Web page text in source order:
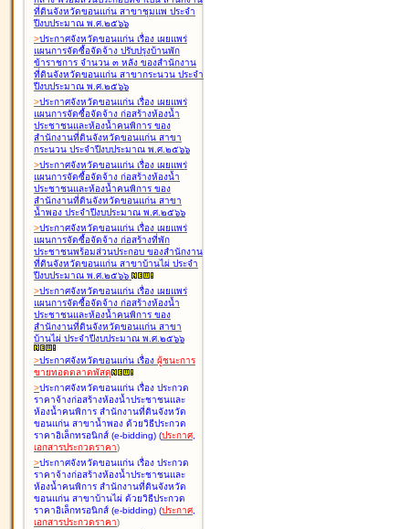
ที่ดินจังหวัดขอนแก่น สาขาชุมแพ ประจำ
ปีงบประมาณ พ.ศ.๒๕๖๖
>ประกาศจังหวัดขอนแก่น เรื่อง เผยแพร่
แผนการจัดซื้อจัดจ้าง ปรับปรุงบ้านพัก
ข้าราชการ จำนวน ๓ หลัง ของสำนักงาน
ที่ดินจังหวัดขอนแก่น สาขากระนวน ประจำ
ปีงบประมาณ พ.ศ.๒๕๖๖
>ประกาศจังหวัดขอนแก่น เรื่อง เผยแพร่
แผนการจัดซื้อจัดจ้าง ก่อสร้างห้องน้ำ
ประชาชนและห้องน้ำคนพิการ ของ
สำนักงานที่ดินจังหวัดขอนแก่น สาขา
กระนวน ประจำปีงบประมาณ พ.ศ.๒๕๖๖
>ประกาศจังหวัดขอนแก่น เรื่อง เผยแพร่
แผนการจัดซื้อจัดจ้าง ก่อสร้างห้องน้ำ
ประชาชนและห้องน้ำคนพิการ ของ
สำนักงานที่ดินจังหวัดขอนแก่น สาขา
น้ำพอง ประจำปีงบประมาณ พ.ศ.๒๕๖๖
>ประกาศจังหวัดขอนแก่น เรื่อง เผยแพร่
แผนการจัดซื้อจัดจ้าง ก่อสร้างที่พัก
ประชาชนพร้อมส่วนประกอบ ของสำนักงาน
ที่ดินจังหวัดขอนแก่น สาขาบ้านไผ่ ประจำ
ปีงบประมาณ พ.ศ.๒๕๖๖
>ประกาศจังหวัดขอนแก่น เรื่อง เผยแพร่
แผนการจัดซื้อจัดจ้าง ก่อสร้างห้องน้ำ
ประชาชนและห้องน้ำคนพิการ ของ
สำนักงานที่ดินจังหวัดขอนแก่น สาขา
บ้านไผ่ ประจำปีงบประมาณ พ.ศ.๒๕๖๖
>ประกาศจังหวัดขอนแก่น เรื่อง ผู้ชนะการ
ขายทอดตลาดพัสดุ
>ประกาศจังหวัดขอนแก่น เรื่อง ประกวด
ราคาจ้างก่อสร้างห้องน้ำประชาชนและ
ห้องน้ำคนพิการ สำนักงานที่ดินจังหวัด
ขอนแก่น สาขาน้ำพอง ด้วยวิธีประกวด
ราคาอิเล็กทรอนิกส์ (e-bidding) (ประกาศ,
เอกสารประกวดราคา)
>ประกาศจังหวัดขอนแก่น เรื่อง ประกวด
ราคาจ้างก่อสร้างห้องน้ำประชาชนและ
ห้องน้ำคนพิการ สำนักงานที่ดินจังหวัด
ขอนแก่น สาขาบ้านไผ่ ด้วยวิธีประกวด
ราคาอิเล็กทรอนิกส์ (e-bidding) (ประกาศ,
เอกสารประกวดราคา)